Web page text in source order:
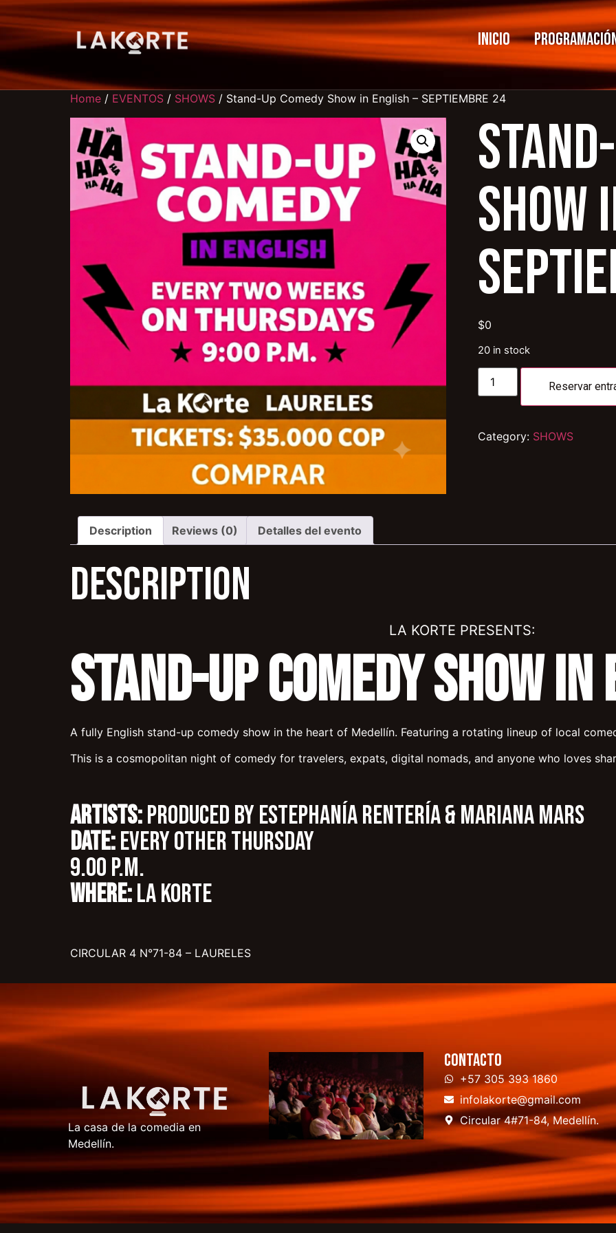
Inicio
Home / EVENTOS / SHOWS / Stand-Up Comedy Show in English – SEPTIEMBRE 24
Show
$0
20 in stock
Reservar
Category: SHOWS
Description Reviews (0) Detalles del evento
Description
LA KORTE PRESENTS:
Stand-Up Comedy Show
A fully English stand-up comedy show in the heart of Medellín. Featuring a rotating lineup of local
This is a cosmopolitan night of comedy for travelers, expats, digital nomads, and anyone who loves
ARTISTS:Produced by Estephanía Rentería & Mariana Mars
DATE:Every other Thursday
9.00 p.m.
WHERE:LA KORTE
CIRCULAR 4 N°71-84 – LAURELES
La casa de la comedia en
Medellín.
Contacto
+57 305 393 1860
infolakorte@gmail.com
Circular 4#71-84, Medellín.